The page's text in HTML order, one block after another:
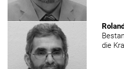
die